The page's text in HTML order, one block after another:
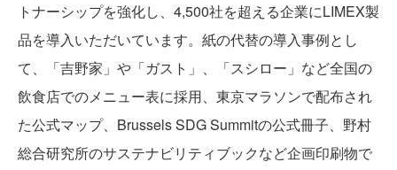
トナーシップを強化し、4,500社を超える企業にLIMEX製
品を導入いただいています。紙の代替の導入事例とし
て、「吉野家」や「ガスト」、「スシロー」など全国の
飲食店でのメニュー表に採用、東京マラソンで配布され
た公式マップ、Brussels SDG Summitの公式冊子、野村
総合研究所のサステナビリティブックなど企画印刷物で